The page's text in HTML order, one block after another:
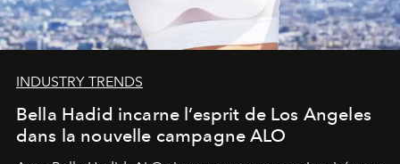
INDUSTRY TRENDS
Bella Hadid incarne l’esprit de Los Angeles
dans la nouvelle campagne ALO